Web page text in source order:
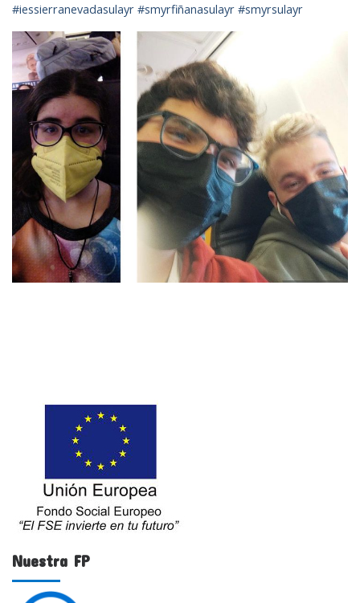
#iessierranevadasulayr #smyrfiñanasulayr #smyrsulayr
Nuestra FP